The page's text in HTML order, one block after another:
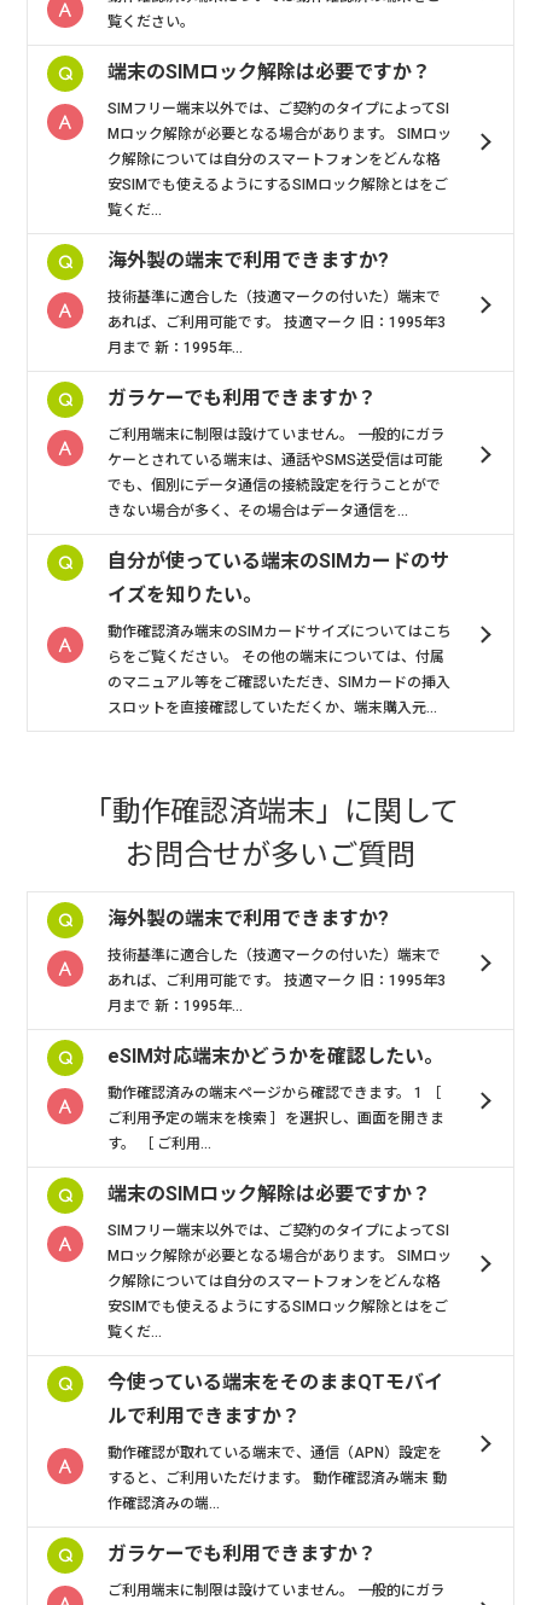
覧ください。
端末のSIMロック解除は必要ですか？
SIMフリー端末以外では、ご契約のタイプによってSI
Mロック解除が必要となる場合があります。 SIMロッ
ク解除については自分のスマートフォンをどんな格
安SIMでも使えるようにするSIMロック解除とはをご
覧くだ...
海外製の端末で利用できますか?
技術基準に適合した（技適マークの付いた）端末で
あれば、ご利用可能です。 技適マーク 旧：1995年3
月まで 新：1995年...
ガラケーでも利用できますか？
ご利用端末に制限は設けていません。 一般的にガラ
ケーとされている端末は、通話やSMS送受信は可能
でも、個別にデータ通信の接続設定を行うことがで
きない場合が多く、その場合はデータ通信を...
自分が使っている端末のSIMカードのサ
イズを知りたい。
動作確認済み端末のSIMカードサイズについてはこち
らをご覧ください。 その他の端末については、付属
のマニュアル等をご確認いただき、SIMカードの挿入
スロットを直接確認していただくか、端末購入元...
「動作確認済端末」
に関して
お問合せが多いご質問
海外製の端末で利用できますか?
技術基準に適合した（技適マークの付いた）端末で
あれば、ご利用可能です。 技適マーク 旧：1995年3
月まで 新：1995年...
eSIM対応端末かどうかを確認したい。
動作確認済みの端末ページから確認できます。 1 ［
ご利用予定の端末を検索 ］を選択し、画面を開きま
す。 ［ ご利用...
端末のSIMロック解除は必要ですか？
SIMフリー端末以外では、ご契約のタイプによってSI
Mロック解除が必要となる場合があります。 SIMロッ
ク解除については自分のスマートフォンをどんな格
安SIMでも使えるようにするSIMロック解除とはをご
覧くだ...
今使っている端末をそのままQTモバイ
ルで利用できますか？
動作確認が取れている端末で、通信（APN）設定を
すると、ご利用いただけます。 動作確認済み端末 動
作確認済みの端...
ガラケーでも利用できますか？
ご利用端末に制限は設けていません。 一般的にガラ